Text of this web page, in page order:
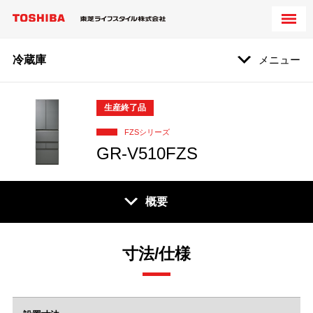
冷蔵庫 メニュー
生産終了品
FZSシリーズ
GR-V510FZS
概要
寸法/仕様